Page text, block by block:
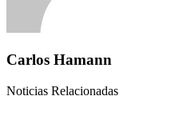
Carlos Hamann
Noticias Relacionadas